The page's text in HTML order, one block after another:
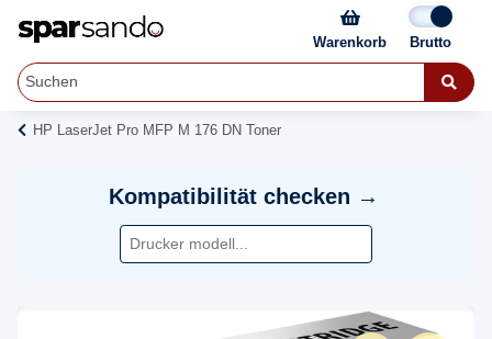
Warenkorb
HP LaserJet Pro MFP M 176 DN Toner
Kompatibilität checken →